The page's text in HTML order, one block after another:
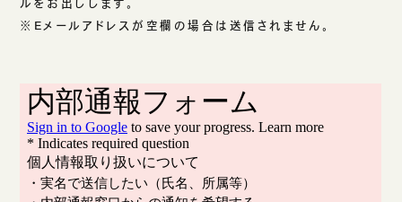
ルをお出しします。
※Eメールアドレスが空欄の場合は送信されません。